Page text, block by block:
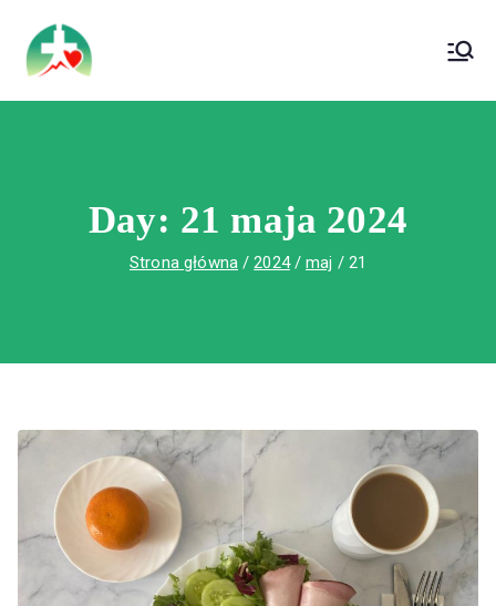
treści
Wojewódzki Szpital Specjalistyczny im.
Św. Rafała w Czerwonej Górze
Day: 21 maja 2024
Strona główna 2024 maj 21